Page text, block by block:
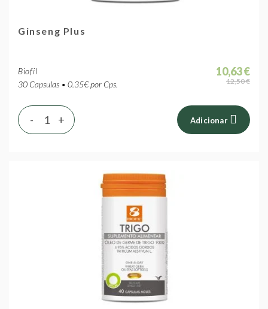
Ginseng Plus
Biofil
30 Capsulas • 0.35€ por Cps.
10,63 €
12,50 €
+
- Adicionar